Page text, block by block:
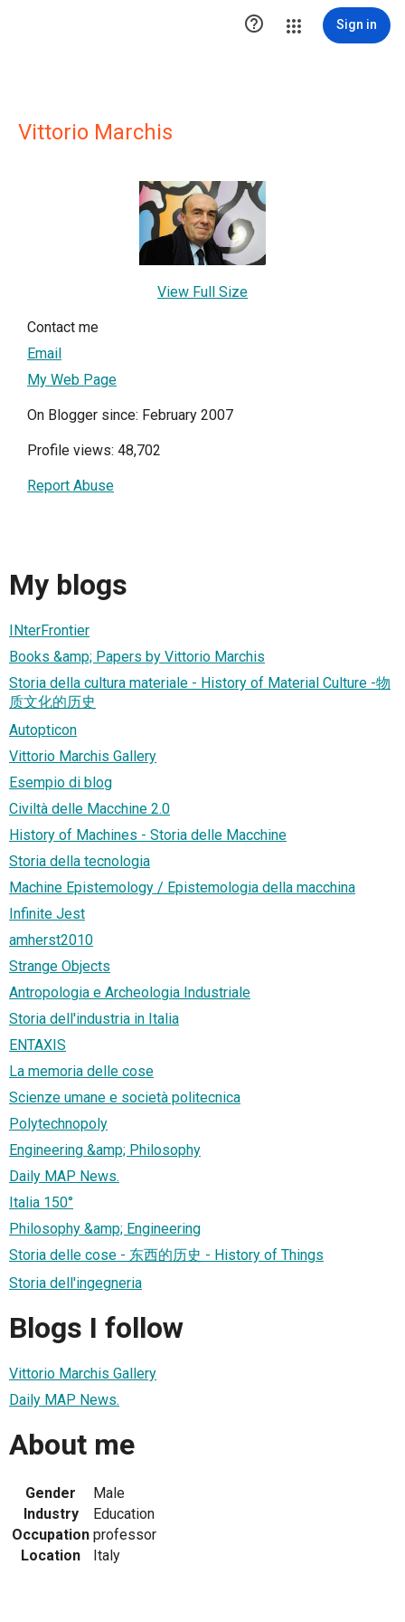
 Sign in
Vittorio Marchis
View Full Size
Contact me
Email
My Web Page
On Blogger since: February 2007
Profile views: 48,702
Report Abuse
My blogs
INterFrontier
Books &amp; Papers by Vittorio Marchis
Storia della cultura materiale - History of Material Culture -物
质文化的历史
Autopticon
Vittorio Marchis Gallery
Esempio di blog
Civiltà delle Macchine 2.0
History of Machines - Storia delle Macchine
Storia della tecnologia
Machine Epistemology / Epistemologia della macchina
Infinite Jest
amherst2010
Strange Objects
Antropologia e Archeologia Industriale
Storia dell'industria in Italia
ENTAXIS
La memoria delle cose
Scienze umane e società politecnica
Polytechnopoly
Engineering &amp; Philosophy
Daily MAP News.
Italia 150°
Philosophy &amp; Engineering
Storia delle cose - 东西的历史 - History of Things
Storia dell'ingegneria
Blogs I follow
Vittorio Marchis Gallery
Daily MAP News.
About me
Gender
Male
Industry
Education
Occupation professor
Location
Italy